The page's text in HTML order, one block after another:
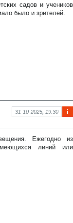
аци
я к
садов и учеников
было и зрителей.
фо
аци
я к
31-10-2025, 19:30
Ежегодно из
линий или